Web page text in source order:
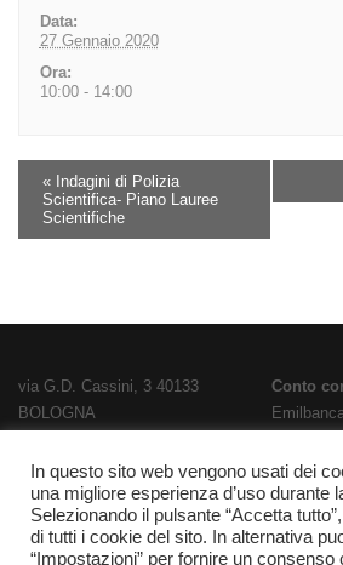
Data:
27 Gennaio 2020
Ora:
10:00 - 14:00
« Indagini di Polizia
Scientifica- Piano Lauree
Scientifiche
via G.D. Cassini, 3 40133
BOLOGNA
E-Mail:bois02300g@istruzione.it
PEC: bois02300g@pec.istruzione.it
Codice meccanografico
BOIS02300G
Conto
Codice
Codice
In questo sito web vengono usati dei
una migliore esperienza d’uso durante
Selezionando il pulsante “Accetta
di tutti i cookie del sito. In alternativa
“Impostazioni” per fornire un consenso